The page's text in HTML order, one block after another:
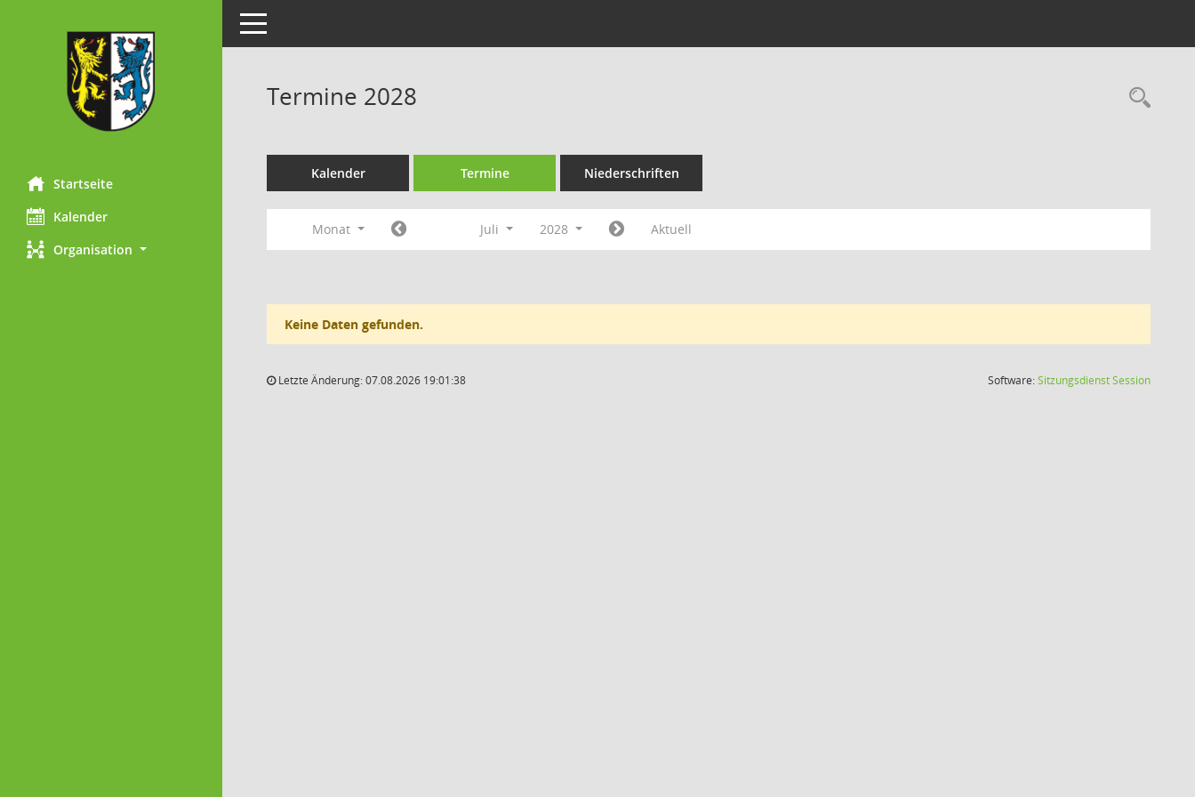
Startseite
Kalender
Organisation
Toggle navigation
Termine 2028
Kalender Termine Niederschriften
Monat Juli 2028 Aktuell
Keine Daten gefunden.
Letzte Änderung: 07.08.2026 19:01:38 Software:SitzungsdienstSession(Wird in